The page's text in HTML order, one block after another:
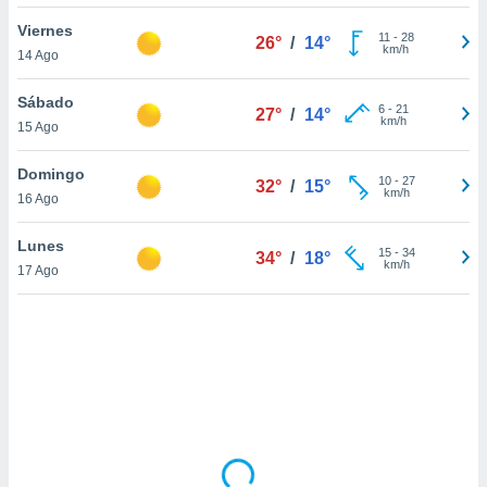
sitio
En
sean
el sitio
ni para
o
Viernes
14 Ago
26° / 14° 11 - 28
km/h
Sábado
15 Ago
27° / 14° 6- 21
km/h
Domingo
16 Ago
32° / 15° 10- 27
km/h
Lunes
17 Ago
34° / 18° 15- 34
km/h